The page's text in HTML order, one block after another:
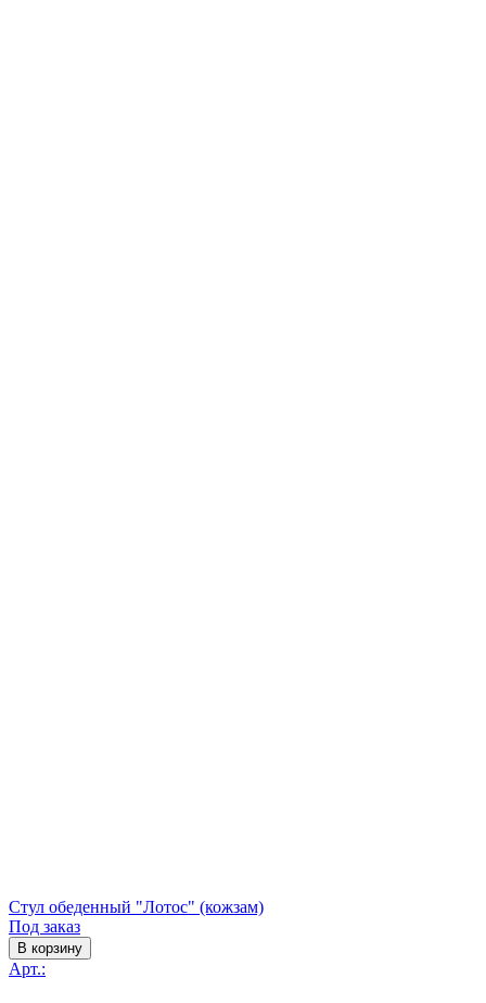
Стул обеденный "Лотос" (кожзам)
Под заказ
В корзину
Арт.: